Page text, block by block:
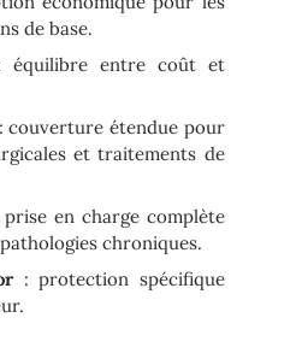
de base.
entre coût et
: couverture étendue pour
et traitements de
prise en charge complète
chroniques.
: protection spécifique